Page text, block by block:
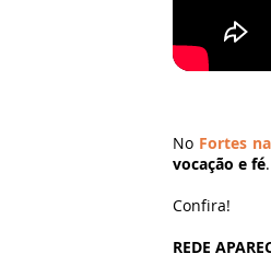
No Fortes
vocação e fé
Confira!
REDE